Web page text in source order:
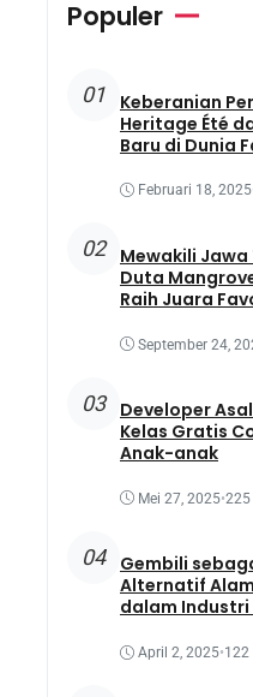
Populer
01
Keberanian
Heritage Été
Baru di Dunia
Februari 18, 2025
02
Mewakili
Duta
Raih Juara
September 24,
03
Developer
Kelas Gratis
Anak-anak
Mei 27, 2025•
04
Gembili
Alternatif
dalam Industri
April 2, 2025•122